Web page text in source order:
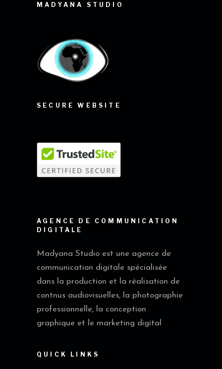
MADYANA STUDIO
SECURE WEBSITE
AGENCE DE COMMUNICATION
DIGITALE
Madyana Studio est une agence de
communication digitale spécialisée
dans la production et la réalisation de
contnus audiovisuelles, la photographie
professionnelle, la conception
graphique et le marketing digital
QUICK LINKS